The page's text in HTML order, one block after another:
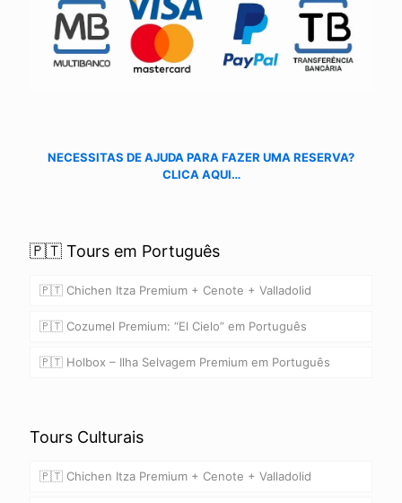
NECESSITAS DE AJUDA PARA FAZER UMA RESERVA?
CLICA AQUI…
🇵🇹 Tours em Português
🇵🇹 Chichen Itza Premium + Cenote + Valladolid
🇵🇹 Cozumel Premium: “El Cielo” em Português
🇵🇹 Holbox – Ilha Selvagem Premium em Português
Tours Culturais
🇵🇹 Chichen Itza Premium + Cenote + Valladolid